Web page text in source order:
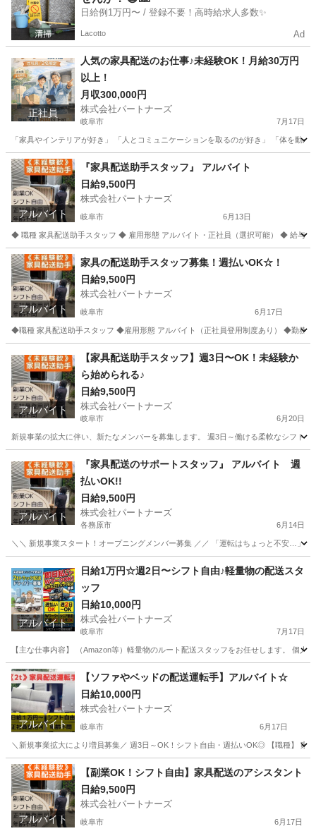
日給例1万円〜 / 登録不要！高時給求人多数✨
Lacotto Ad
正社員
人気の家具配送のお仕事♪未経験OK！月給30万円
以上！
月収300,000円
株式会社パートナーズ
岐阜市 7月17日
「家具やインテリアが好き」 「人とコミュニケーションを取るのが好き」 「体を動
岐阜 岐阜市 配送 未経験
アルバイト
『家具配送助手スタッフ』 アルバイト
日給9,500円
株式会社パートナーズ
岐阜市 6月13日
◆ 職種 家具配送助手スタッフ ◆ 雇用形態 アルバイト・正社員（選択可能） ◆ 給与
岐阜 岐阜市 配送 岐阜 岐阜市 配送 スタッフ
アルバイト
家具の配送助手スタッフ募集！週払いOK☆！
日給9,500円
株式会社パートナーズ
岐阜市 6月17日
◆職種 家具配送助手スタッフ ◆雇用形態 アルバイト（正社員登用制度あり） ◆勤務
配送 岐阜 各務原市 配送 スタッフ
アルバイト
【家具配送助手スタッフ】週3日〜OK！未経験か
ら始められる♪
日給9,500円
株式会社パートナーズ
岐阜市 6月20日
新規事業の拡大に伴い、新たなメンバーを募集します。 週3日～働ける柔軟なシフト
配送 岐阜 各務原市 スタッフ
アルバイト
『家具配送のサポートスタッフ』 アルバイト 週
払いOK!!
日給9,500円
株式会社パートナーズ
各務原市 6月14日
＼＼ 新規事業スタート！オープニングメンバー募集 ／／ 「運転はちょっと不安…」
配送 スタッフ
アルバイト
日給1万円☆週2日〜シフト自由♪軽量物の配送スタ
ッフ
日給10,000円
株式会社パートナーズ
岐阜市 7月17日
【主な仕事内容】 （Amazon等）軽量物のルート配送スタッフをお任せします。 個
岐阜 岐阜市 スタッフ
アルバイト
【ソファやベッドの配送運転手】アルバイト☆
日給10,000円
株式会社パートナーズ
岐阜市 6月17日
＼新規事業拡大により増員募集／ 週3日～OK！シフト自由・週払いOK◎ 【職種】
岐阜 岐阜市 配送 岐阜 各務原市 配送
トラック運転手
アルバイト
【副業OK！シフト自由】家具配送のアシスタント
日給9,500円
株式会社パートナーズ
岐阜市 6月17日